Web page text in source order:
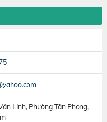
Linh, Phường Tân Phong,